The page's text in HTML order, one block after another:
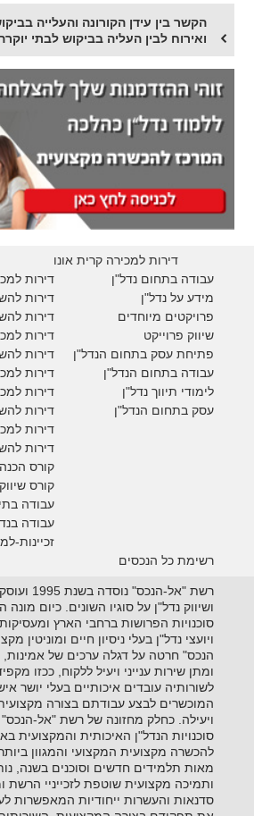
הקשר בין עידן הקורונה והעלייה
ואירוח לבין העליה בביקוש לבתי
דירות למכירה קרית אונו
דירות
דירות
דירות
דירות
דירות
דירות
דירות
דירות
דירות
דירות
קורס
קורס שיווק
עבודה
עבודה
זכיינות-
עבודה בתחום נדל"ן
מידע על נדל"ן
פרויקטים מיוחדים
שיווק פרוייקט
פתיחת עסק בתחום הנדל"ן
עבודה בתחום הנדל"ן
לימודי תיווך נדל"ן
עסק בתחום הנדל"ן
רשימת כל הנכסים
רשת "אל-
סוכנויות הפרושות ברחבי הארץ
ויועצי נדל"ן בעלי ניסיון חיים ומוניטין
הנכס" חרטה על דגלה ערכים של אמינות,
ומתן שירות ענייני ויעיל ללקוח, ככזו
לשורותיה עובדים איכותיים בעלי יושר
המוכשרים לבצע עבודתם בצורה
ויעילה. כחלק מחזונה של רשת "אל-
סוכנויות הנדל"ן האיכותית והמקצועית
להכשרה מקצועית המקצועי והמגוון
מאות תלמידים חדשים וסוכנים בשנה,
ותמיכה מקצועית שוטפת לזכייניי הרשת
סדנאות והעשרות ייחודיות המאפשרות